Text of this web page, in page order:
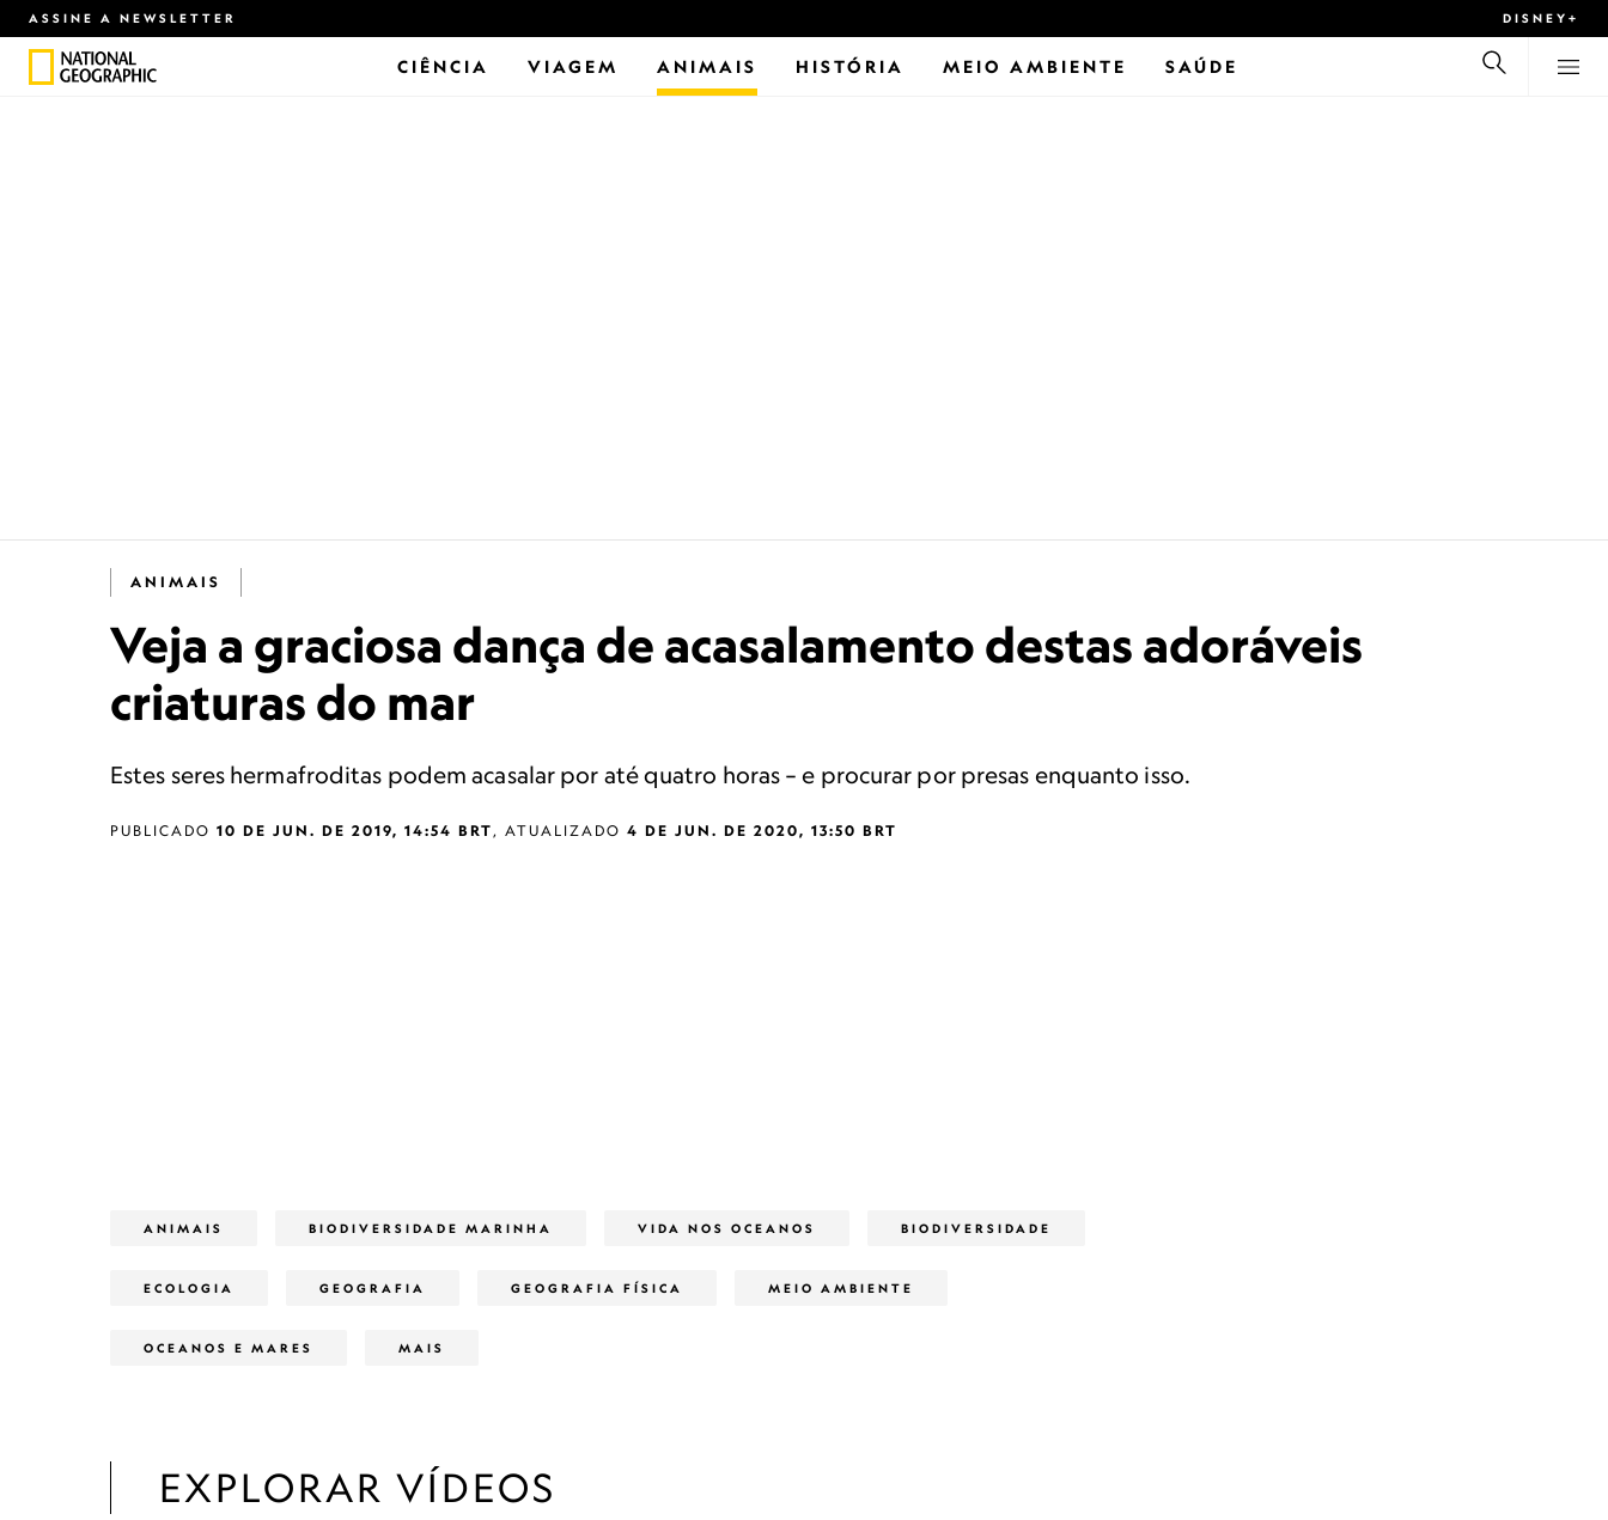
ASSINE A NEWSLETTER DISNEY+
CIÊNCIA VIAGEM ANIMAIS HISTÓRIA MEIO AMBIENTE SAÚDE
ANIMAIS
Veja a graciosa dança de acasalamento destas adoráveis
criaturas do mar
Estes seres hermafroditas podem acasalar por até quatro horas – e procurar por presas enquanto isso.
PUBLICADO 10 DE JUN. DE 2019, 14:54 BRT, ATUALIZADO 4 DE JUN. DE 2020, 13:50 BRT
ANIMAIS BIODIVERSIDADE MARINHA VIDA NOS OCEANOS BIODIVERSIDADE
ECOLOGIA GEOGRAFIA GEOGRAFIA FÍSICA MEIO AMBIENTE
OCEANOS E MARES MAIS
EXPLORAR VÍDEOS